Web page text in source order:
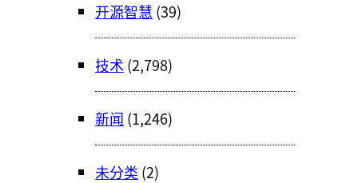
开源智慧 (39)
技术 (2,798)
新闻 (1,246)
未分类 (2)